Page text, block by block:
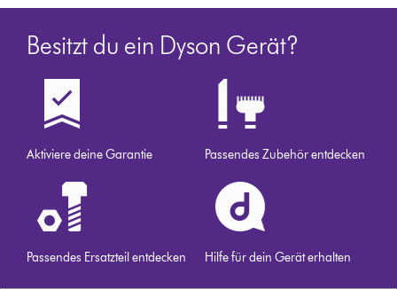
Besitzt du ein Dyson Gerät?
Aktiviere deine Garantie Passendes Zubehör entdecken
Passendes Ersatzteil entdecken Hilfe für dein Gerät erhalten